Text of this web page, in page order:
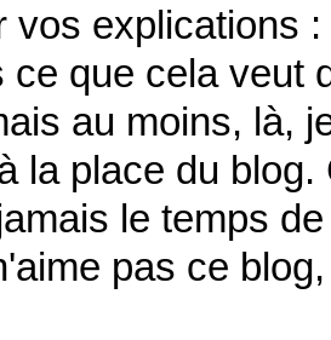
vos explications
ce que cela veut
au moins, là,
la place du
le temps
pas ce